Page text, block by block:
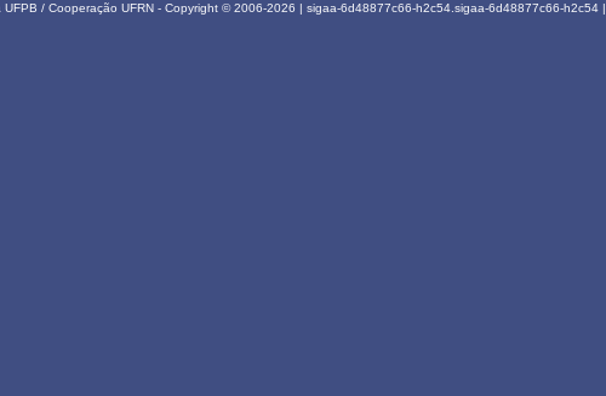
/ Cooperação UFRN - Copyright © 2006-2026 | sigaa-6d48877c66-h2c54.sigaa-6d48877c66-h2c54 |